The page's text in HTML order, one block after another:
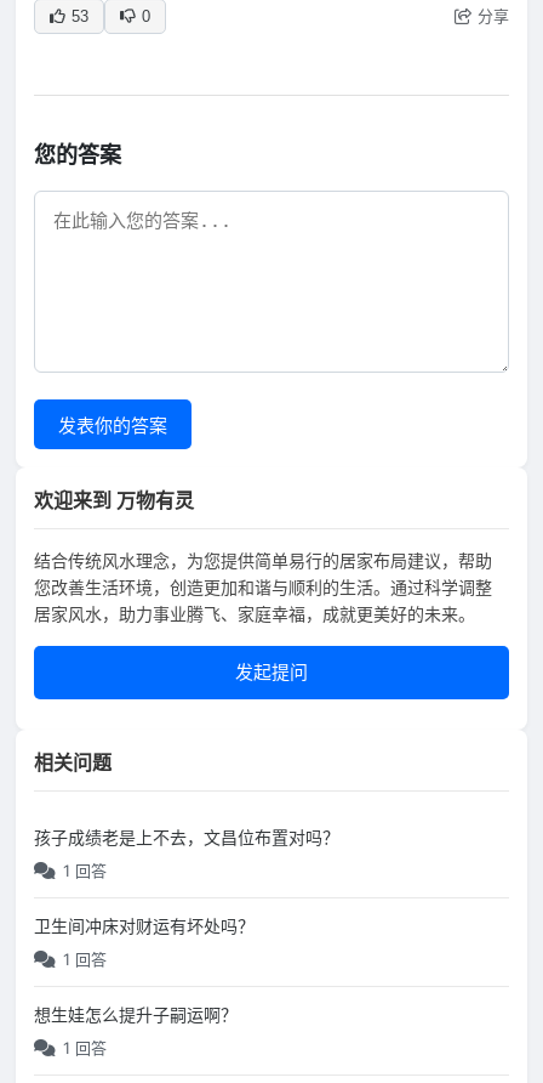
53 0 分享
您的答案
发表你的答案
欢迎来到 万物有灵
结合传统风水理念，为您提供简单易行的居家布局建议，帮助
您改善生活环境，创造更加和谐与顺利的生活。通过科学调整
居家风水，助力事业腾飞、家庭幸福，成就更美好的未来。
发起提问
相关问题
孩子成绩老是上不去，文昌位布置对吗？
1 回答
卫生间冲床对财运有坏处吗？
1 回答
想生娃怎么提升子嗣运啊？
1 回答